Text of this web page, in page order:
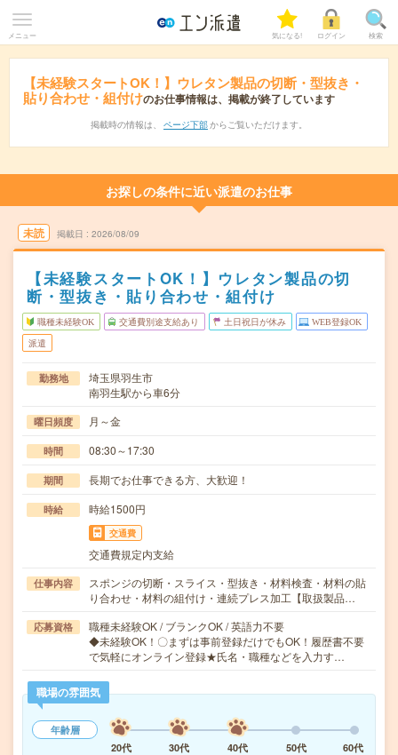
メニュー 気になる! ログイン 検索
【未経験スタートOK！】ウレタン製品の切断・型抜き・
貼り合わせ・組付けのお仕事情報は、掲載が終了しています
掲載時の情報は、 ページ下部 からご覧いただけます。
お探しの条件に近い派遣のお仕事
未読 掲載日 2026/08/09
【未経験スタートOK！】ウレタン製品の切
断・型抜き・貼り合わせ・組付け
職種未経験OK 交通費別途支給あり 土日祝日が休み WEB登録OK
派遣
勤務地
埼玉県羽生市
南羽生駅から車6分
曜日頻度 月～金
時間 08:30～17:30
期間 長期でお仕事できる方、大歓迎！
時給 時給1500円
交通費
交通費規定内支給
仕事内容
スポンジの切断・スライス・型抜き・材料検査・材料の貼
り合わせ・材料の組付け・連続プレス加工【取扱製品…
応募資格
職種未経験OK / ブランクOK / 英語力不要
◆未経験OK！〇まずは事前登録だけでもOK！履歴書不要
で気軽にオンライン登録★氏名・職種などを入力す…
職場の雰囲気
年齢層
20代
30代 40代 50代 60代